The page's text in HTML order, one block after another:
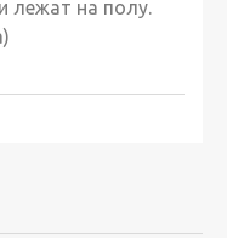
лежат на полу.